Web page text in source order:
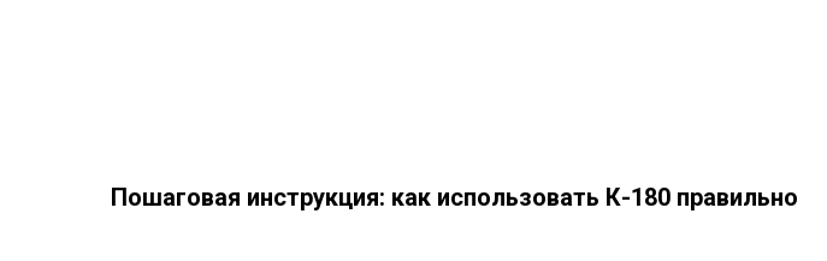
Пошаговая инструкция: как использовать К-180 правильно